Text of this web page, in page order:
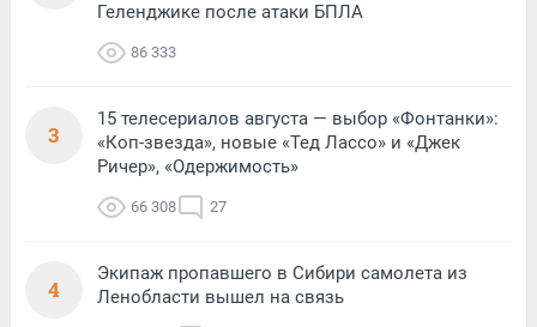
Геленджике после атаки БПЛА
86 333
3
15 телесериалов августа — выбор «Фонтанки»:
«Коп-звезда», новые «Тед Лассо» и «Джек
Ричер», «Одержимость»
66 308 27
4
Экипаж пропавшего в Сибири самолета из
Ленобласти вышел на связь